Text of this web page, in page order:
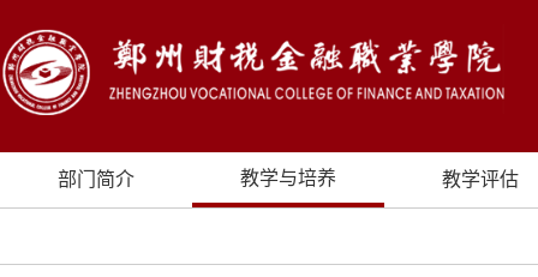
部门简介 教学与培养 教学评估